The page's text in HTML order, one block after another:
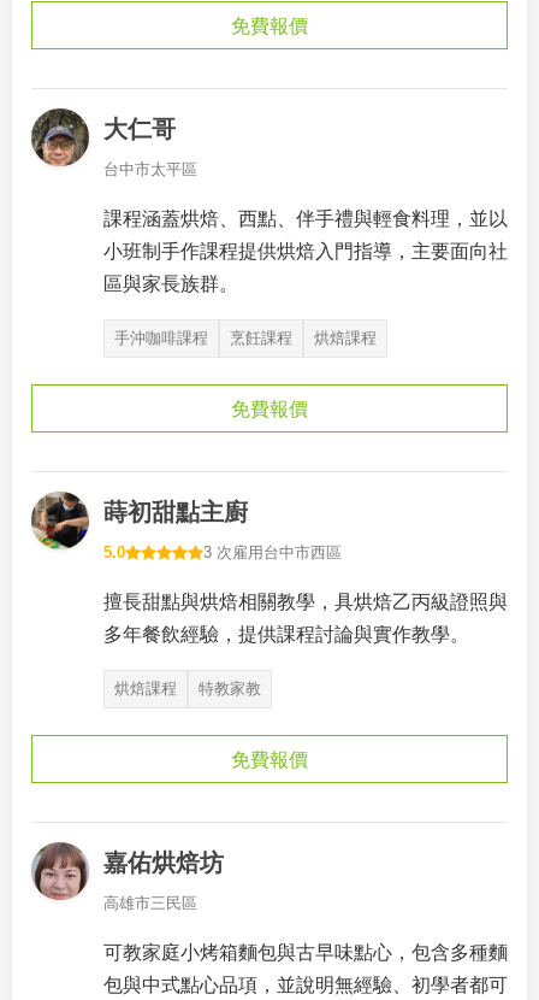
免費報價
大仁哥
台中市太平區
課程涵蓋烘焙、西點、伴手禮與輕食料理，並以
小班制手作課程提供烘焙入門指導，主要面向社
區與家長族群。
手沖咖啡課程 烹飪課程 烘焙課程
免費報價
蒔初甜點主廚
5.0 3 次雇用 台中市西區
擅長甜點與烘焙相關教學，具烘焙乙丙級證照與
多年餐飲經驗，提供課程討論與實作教學。
烘焙課程 特教家教
免費報價
嘉佑烘焙坊
高雄市三民區
可教家庭小烤箱麵包與古早味點心，包含多種麵
包與中式點心品項，並說明無經驗、初學者都可